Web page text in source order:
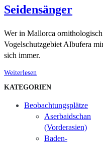
Seidensänger
Wer in Mallorca
Vogelschutzgebiet Albufera
sich immer.
Weiterlesen
KATEGORIEN
Beobachtungsplätze
Aserbaidschan
(Vorderasien)
Baden-